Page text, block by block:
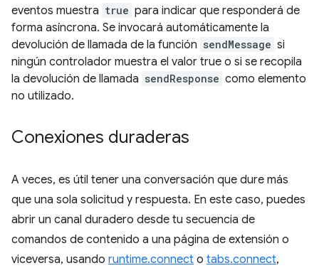
eventos muestra true para indicar que responderá de
forma asíncrona. Se invocará automáticamente la
devolución de llamada de la función sendMessage si
ningún controlador muestra el valor true o si se recopila
la devolución de llamada sendResponse como elemento
no utilizado.
Conexiones duraderas
A veces, es útil tener una conversación que dure más
que una sola solicitud y respuesta. En este caso, puedes
abrir un canal duradero desde tu secuencia de
comandos de contenido a una página de extensión o
viceversa, usando runtime.connect o tabs.connect,